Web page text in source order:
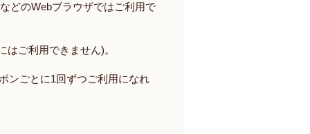
どのWebブラウザではご利用で
はご利用できません)。
ンごとに1回ずつご利用になれ